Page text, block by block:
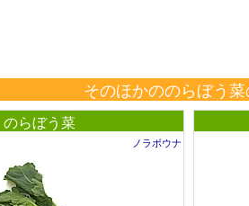
そのほかののらぼう
のらぼう菜
ノラボウナ